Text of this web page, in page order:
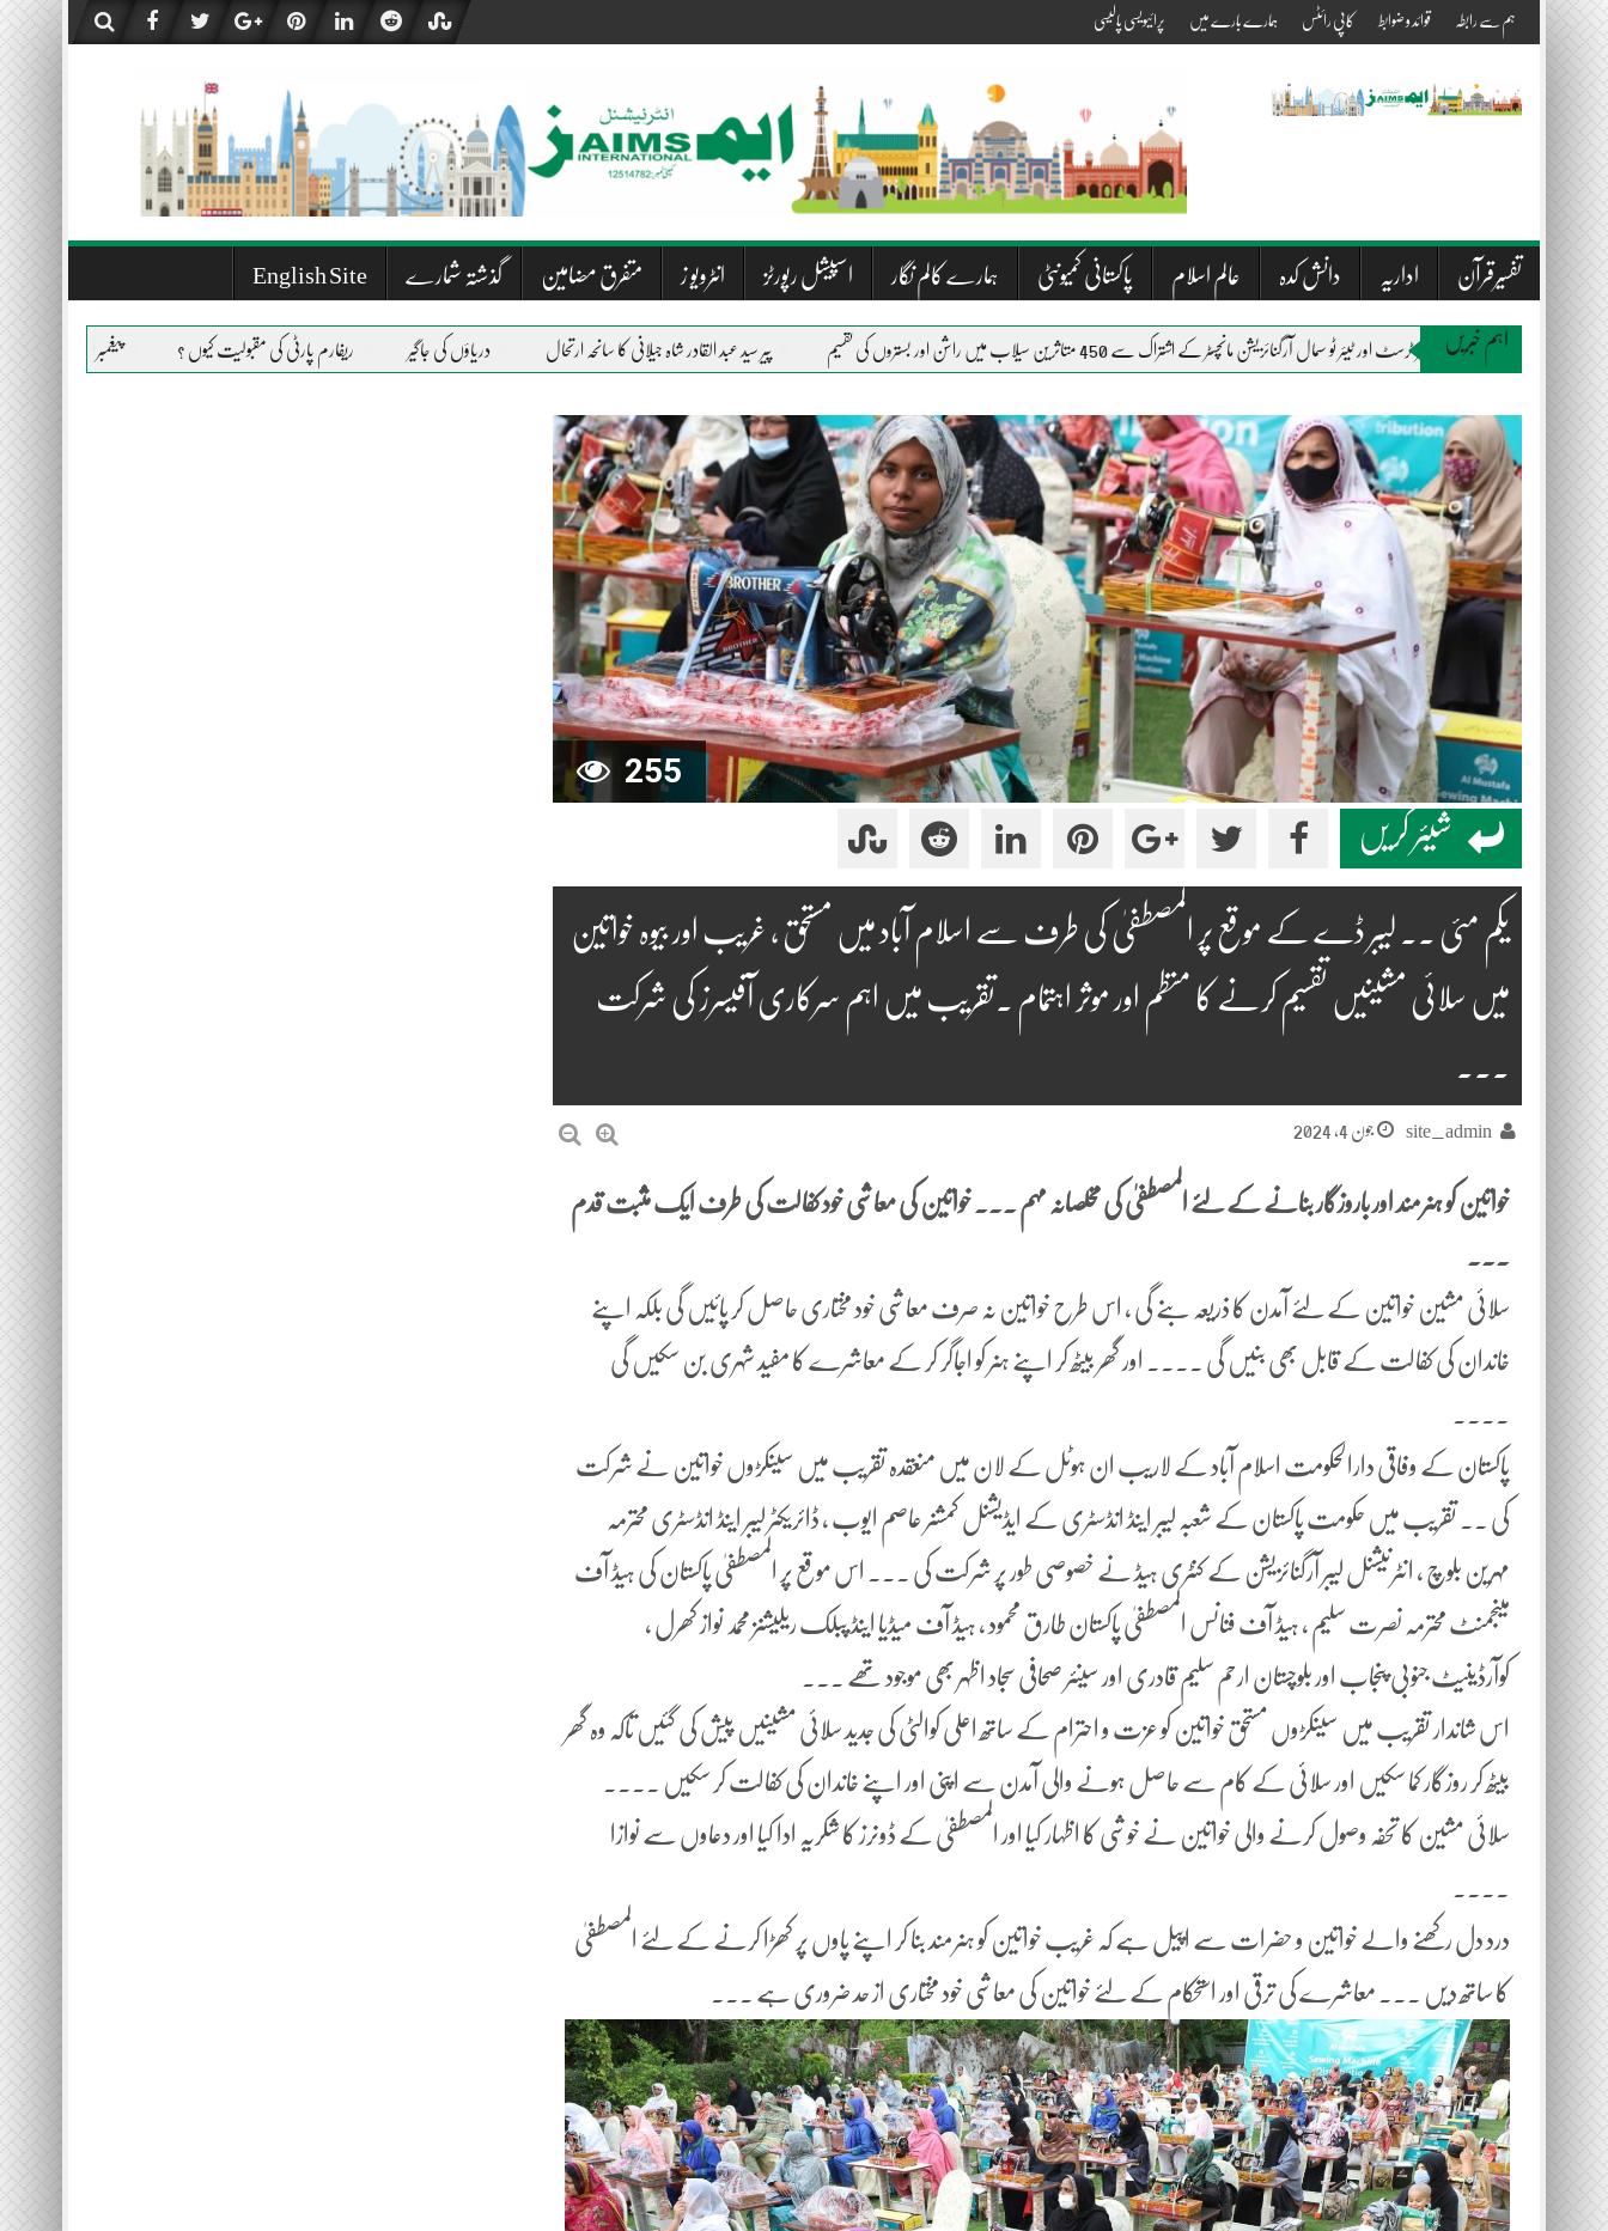
content
ہم سے رابطہ قوائد و ضوابط کاپی رائٹس ہمارے بارے میں پرائیویسی پالیسی
تفسیرقرآن اداریہ دانش کدہ عالم اسلام پاکستانی کمیونٹی ہمارے کالم نگار اسپیشل رپورٹز انٹرویو ز متفرق مضامین گذشتہ شمارے English Site
اہم خبریں
المصطفیٰ ویلفیئر ٹرسٹ اور ٹیئر ٹو سمال آرگنائزیشن مانچسٹر کے اشتراک سے 450 متاثرین سیلاب میں راشن اور بستروں کی تقسیم پیر سید عبد القادر شاہ جیلانی کا سانحہ ارتحال دریاؤں کی جاگیر ریفارم پارٹی کی مقبولیت کیوں ؟ پیغمبر اسلام صلی اللہ علیہ وسلم کی
255
شیئر کریں
یکم مئی ۔۔ لیبر ڈے کے موقع پر المصطفیٰ کی طرف سے اسلام آباد میں مستحق ، غریب اور بیوہ خواتین
میں سلائی مشینیں تقسیم کرنے کا منظم اور موثر اہتمام ۔تقریب میں اہم سرکاری آفیسرز کی شرکت
site_admin جون 4, 2024
خواتین کو ہنرمند اور باروزگار بنانے کے لئے المصطفیٰ کی مخلصانہ مہم ۔۔۔ خواتین کی معاشی خود کفالت کی طرف ایک مثبت قدم
سلائی مشین خواتین کے لئے آمدن کا ذریعہ بنے گی ، اس طرح خواتین نہ صرف معاشی خود مختاری حاصل کر پائیں گی بلکہ اپنے
خاندان کی کفالت کے قابل بھی بنیں گی ۔۔۔۔ اور گھر بیٹھ کر اپنے ہنر کو اجاگر کر کے معاشرے کا مفید شہری بن سکیں گی
پاکستان کے وفاقی دارالحکومت اسلام آباد کے لاریب ان ہوٹل کے لان میں منعقدہ تقریب میں سینکڑوں خواتین نے شرکت
کی ۔۔ تقریب میں حکومت پاکستان کے شعبہ لیبر اینڈ انڈسٹری کے ایڈیشنل کمشنر عاصم ایوب ، ڈائریکٹر لیبر اینڈ انڈسٹری محترمہ
مہرین بلوچ ، انٹرنیشنل لیبر آرگنائزیشن کے کنٹری ہیڈ نے خصوصی طور پر شرکت کی ۔۔۔ اس موقع پر المصطفیٰ پاکستان کی ہیڈ آف
مینجمنٹ محترمہ نصرت سلیم ، ہیڈ آف فنانس المصطفیٰ پاکستان طارق محمود ، ہیڈ آف میڈیا اینڈ پبلک ریلیشنز محمد نواز کھرل ،
کوآرڈینیٹ جنوبی پنجاب اور بلوچستان ارحم سلیم قادری اور سینئر صحافی سجاد اظہر بھی موجود تھے ۔۔۔
اس شاندار تقریب میں سینکڑوں مستحق خواتین کو عزت و احترام کے ساتھ اعلی کوالٹی کی جدید سلائی مشینیں پیش کی گئیں تاکہ وہ گھر
بیٹھ کر روزگار کما سکیں اور سلائی کے کام سے حاصل ہونے والی آمدن سے اپنی اور اپنے خاندان کی کفالت کر سکیں ۔۔۔۔
سلائی مشین کا تحفہ وصول کرنے والی خواتین نے خوشی کا اظہار کیا اور المصطفیٰ کے ڈونرز کا شکریہ ادا کیا اور دعاوں سے نوازا
درد دل رکھنے والے خواتین و حضرات سے اپیل ہے کہ غریب خواتین کو ہنرمند بنا کر اپنے پاوں پر کھڑا کرنے کے لئے المصطفیٰ
کا ساتھ دیں ۔۔۔ معاشرے کی ترقی اور استحکام کے لئے خواتین کی معاشی خود مختاری از حد ضروری ہے ۔۔۔